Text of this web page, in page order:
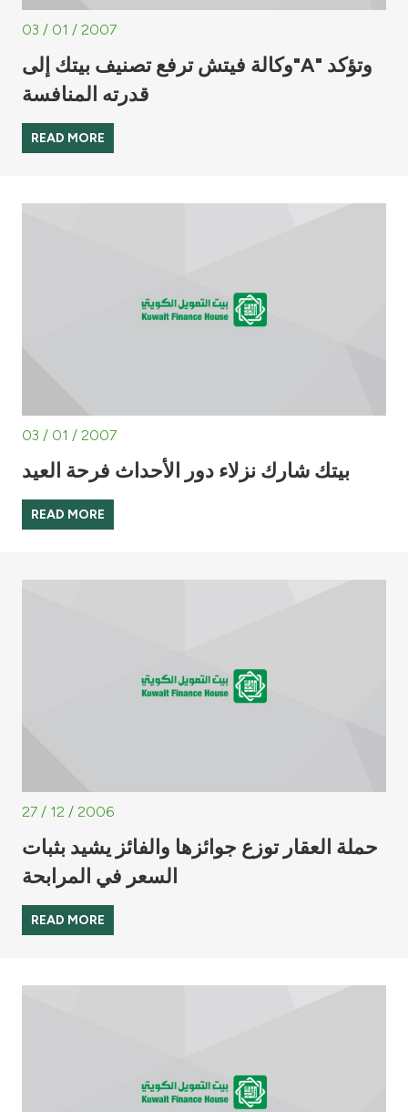
03 / 01 / 2007
وكالة فيتش ترفع تصنيف بيتك إلى"A" وتؤكد
قدرته المنافسة
READ MORE
03 / 01 / 2007
بيتك شارك نزلاء دور الأحداث فرحة العيد
READ MORE
27 / 12 / 2006
حملة العقار توزع جوائزها والفائز يشيد بثبات
السعر في المرابحة
READ MORE